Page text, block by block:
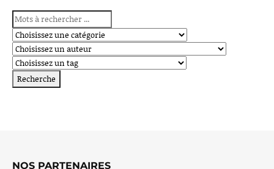
NOS PARTENAIRES